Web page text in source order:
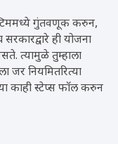
गुंतवणूक करुन,
ही योजना
त्यामुळे तुम्हाला
जर नियमितरित्या
काही स्टेप्स फाॅल करुन